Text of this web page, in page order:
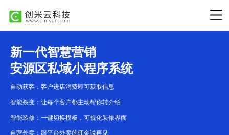
新一代智慧营销
安源区私域小程序系统
自动获客：客户进店消费即可获取信息
智能裂变：让每个客户都主动帮你转介绍
智能装修：一键切换模板，可视化装修界面
自营外卖：跟平台外卖的佣金说再见